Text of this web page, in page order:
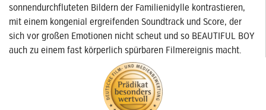
sonnendurchfluteten Bildern der Familienidylle kontrastieren,
mit einem kongenial ergreifenden Soundtrack und Score, der
sich vor großen Emotionen nicht scheut und so BEAUTIFUL BOY
auch zu einem fast körperlich spürbaren Filmereignis macht.